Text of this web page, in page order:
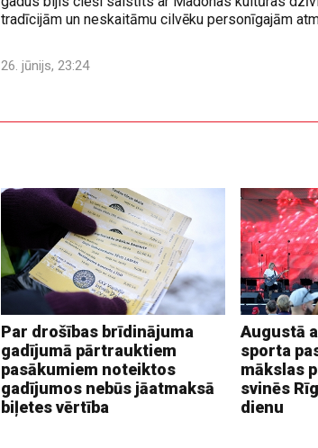
tradīcijām un neskaitāmu cilvēku personīgajām
26. jūnijs, 23:24
Par drošības brīdinājuma
gadījumā pārtrauktiem
pasākumiem noteiktos
gadījumos nebūs jāatmaksā
biļetes vērtība
Augustā
sporta
mākslas
svinēs
dienu